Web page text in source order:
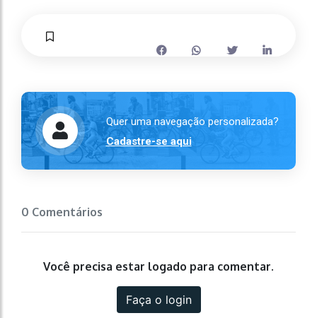
Quer uma navegação personalizada?
Cadastre-se aqui
0 Comentários
Você precisa estar logado para comentar.
Faça o login